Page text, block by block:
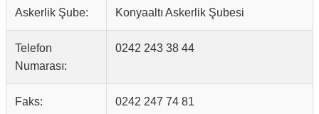
Askerlik Şube: Konyaaltı Askerlik Şubesi
Telefon
Numarası:
0242 243 38 44
Faks: 0242 247 74 81